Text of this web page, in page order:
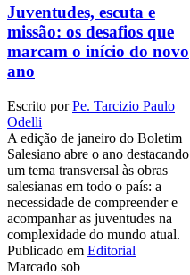
Juventudes, escuta e
missão: os desafios que
marcam o início do novo
ano
Escrito porPe. Tarcizio Paulo
Odelli
A edição de janeiro do Boletim
Salesiano abre o ano destacando
um tema transversal às obras
salesianas em todo o país: a
necessidade de compreender e
acompanhar as juventudes na
complexidade do mundo atual.
Publicado em Editorial
Marcado sob